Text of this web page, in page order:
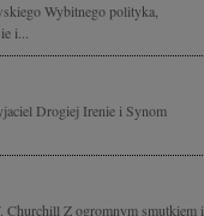
Wybitnego polityka,
i...
Drogiej Irenie i Synom
Churchill Z ogromnym smutkiem i